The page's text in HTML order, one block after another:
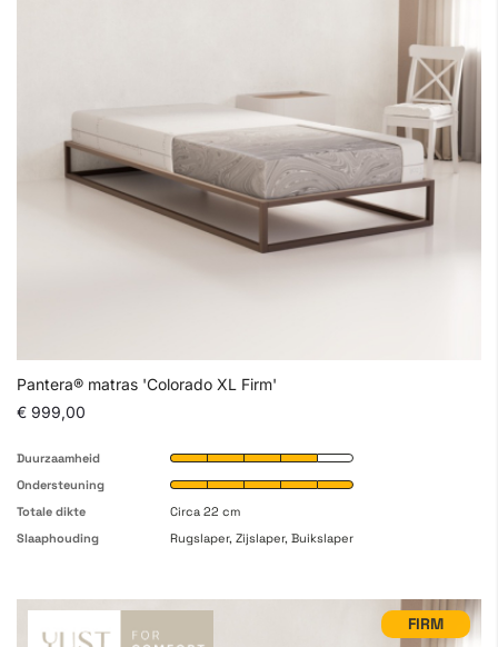
Pantera® matras 'Colorado XL Firm'
€ 999,00
Duurzaamheid
Ondersteuning
Totale dikte
Circa 22 cm
Slaaphouding
Rugslaper, Zijslaper, Buikslaper
FIRM